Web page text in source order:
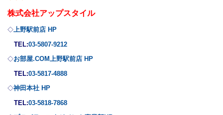
株式会社アップスタイル
◇上野駅前店 HP
TEL:03-5807-9212
◇お部屋.COM上野駅前店 HP
TEL:03-5817-4888
◇神田本社 HP
TEL:03-5818-7868